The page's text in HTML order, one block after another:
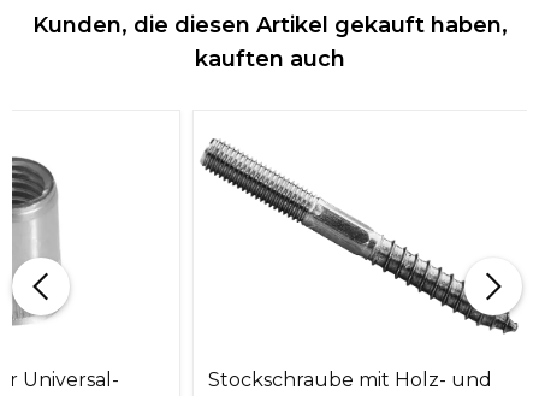
Kunden, die diesen Artikel gekauft haben,
kauften auch
Universal-
Stockschraube mit Holz- und